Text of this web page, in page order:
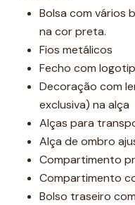
Bolsa com vários
na cor preta.
Fios metálicos
Fecho com
Decoração com
exclusiva) na alça
Alças para
Alça de ombro
Compartimento
Compartimento
Bolso traseiro